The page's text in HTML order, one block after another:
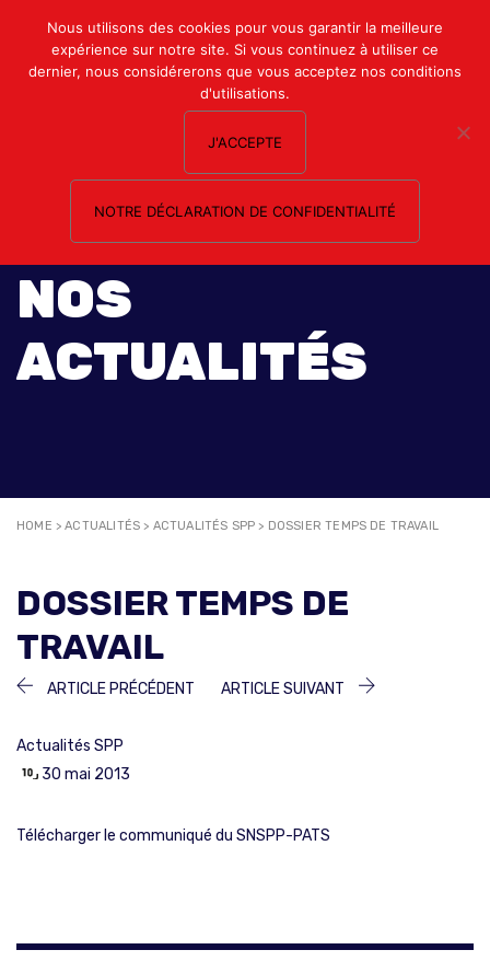
Mon compte
Nous contacter
NOS
ACTUALITÉS
HOME >ACTUALITÉS > ACTUALITÉS SPP > DOSSIER TEMPS DE TRAVAIL
DOSSIER TEMPS DE
TRAVAIL
NAVIGATION
L’ARTICLE
ARTICLE PRÉCÉDENT ARTICLE
ARTICLE SUIVANT
ARTICLE
Actualités SPP
30 mai 2013
Télécharger le communiqué du SNSPP-PATS
Nous utilisons des cookies pour vous garantir la meilleure
expérience sur notre site. Si vous continuez à utiliser ce
dernier, nous considérerons que vous acceptez nos conditions
d'utilisations.
J'ACCEPTE
NOTRE DÉCLARATION DE CONFIDENTIALITÉ